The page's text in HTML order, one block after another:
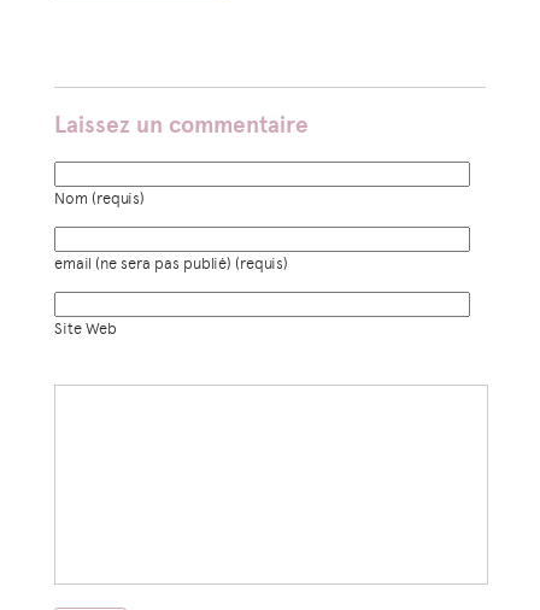
Laissez un commentaire
Nom (requis)
email (ne sera pas publié) (requis)
Site Web